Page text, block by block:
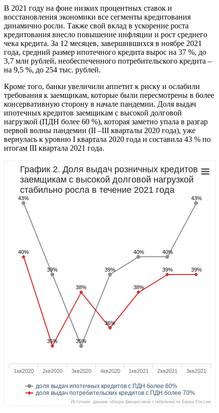
В 2021 году на фоне низких процентных ставок и
восстановления экономики все сегменты кредитования
динамично росли. Также свой вклад в ускорение роста
кредитования внесло повышение инфляции и рост среднего
чека кредита. За 12 месяцев, завершившихся в ноябре 2021
года, средний размер ипотечного кредита вырос на 37 %, до
3,7 млн рублей, необеспеченного потребительского кредита –
на 9,5 %, до 254 тыс. рублей.
Кроме того, банки увеличили аппетит к риску и ослабили
требования к заемщикам, которые были пересмотрены в более
консервативную сторону в начале пандемии. Доля выдач
ипотечных кредитов заемщикам с высокой долговой
нагрузкой (ПДН более 60 %), которая заметно упала в разгар
первой волны пандемии (II –III кварталы 2020 года), уже
вернулась к уровню I квартала 2020 года и составила 43 % по
итогам III квартала 2021 года.
43%
39%
35%
39%
40% 40%
43%
40%
35%
38%
36%
38%
39% 39%
доля выдач ипотечных кредитов с ПДН более 60%
доля выдач потребительских кредитов с ПДН более 70%
1кв2020 2кв2020 3кв2020 4кв2020 1кв2021 2кв2021 3кв2021
Источник: данные обзора финансовой стабильности Банка России
График 2. Доля выдач розничных кредитов
заемщикам с высокой долговой нагрузкой
стабильно росла в течение 2021 года